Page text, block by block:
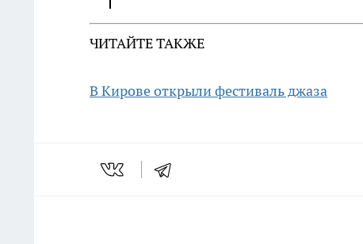
ЧИТАЙТЕ ТАКЖЕ
В Кирове открыли фестиваль джаза